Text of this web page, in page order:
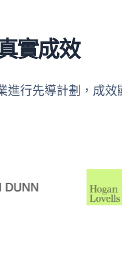
實成效
進行先導計劃，成效